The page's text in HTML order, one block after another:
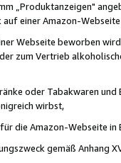
„Produktanzeigen"
auf einer Amazon-
Webseite beworben
zum Vertrieb
oder Tabakwaren
wirbst,
die Amazon-Webseite in
gemäß Anhang